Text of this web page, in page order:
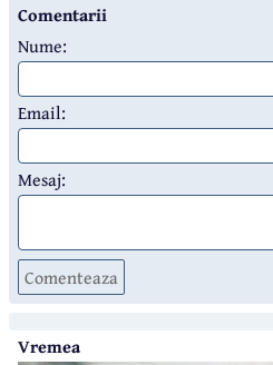
Comentarii
Nume:
Email:
Mesaj:
Comenteaza
Vremea